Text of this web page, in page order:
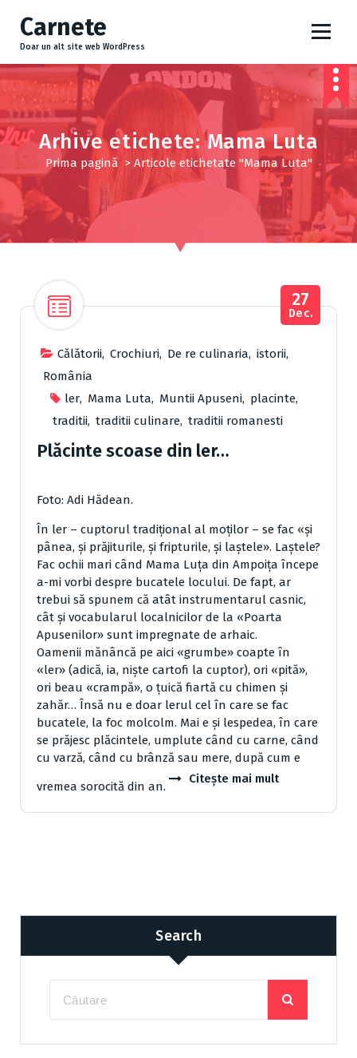
i
l
a
c
o
n
t
Carnete
Doar un alt site web WordPress
Arhive etichete: Mama Luta
Prima pagină> Articole etichetate "Mama Luta"
Cǎlǎtorii, Crochiuri, De re culinaria, istorii,
România
ler, Mama Luta, Muntii Apuseni, placinte,
traditii, traditii culinare, traditii romanesti
27
Dec.
Plăcinte scoase din ler…
Foto: Adi Hădean.
În ler – cuptorul tradiţional al moţilor – se fac «şi
pânea, şi prăjiturile, şi fripturile, şi laştele». Laştele?
Fac ochii mari când Mama Luţa din Ampoiţa începe
a-mi vorbi despre bucatele locului. De fapt, ar
trebui să spunem că atât instrumentarul casnic,
cât şi vocabularul localnicilor de la «Poarta
Apusenilor» sunt impregnate de arhaic.
Oamenii mănâncă pe aici «grumbe» coapte în
«ler» (adică, ia, nişte cartofi la cuptor), ori «pită»,
ori beau «crampă», o ţuică fiartă cu chimen şi
zahăr… Însă nu e doar lerul cel în care se fac
bucatele, la foc molcolm. Mai e şi lespedea, în care
se prăjesc plăcintele, umplute când cu carne, când
cu varză, când cu brânză sau mere, după cum e
vremea sorocită din an.
Citește mai mult
Search